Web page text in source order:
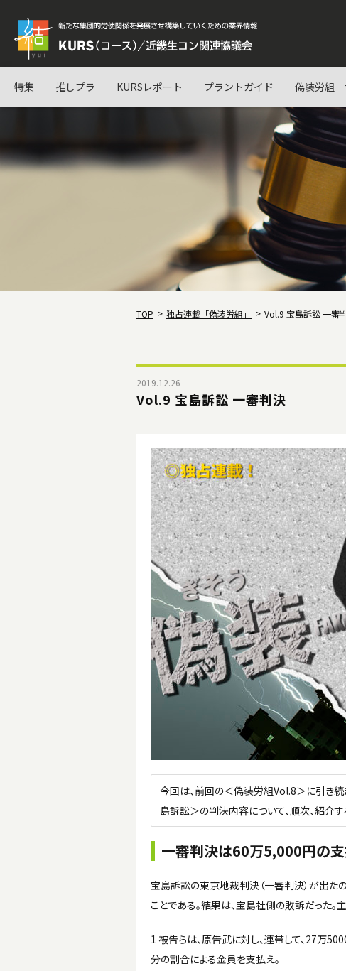
特集 推しプラ KURSレポート プラントガイド 偽装労組
TOP 独占連載「偽装労組」 Vol.9 宝島訴訟 一審
2019.12.26
Vol.9 宝島訴訟 一審判決
今回は、前回の＜偽装労組Vol.8＞に引き
島訴訟＞の判決内容について、順次、紹介す
一審判決は60万5,000円の
宝島訴訟の東京地裁判決（一審判決）が出
ことである。結果は、宝島社側の敗訴だった。
1 被告らは、原告武に対し、連帯して、27万
分の割合による金員を支払え。